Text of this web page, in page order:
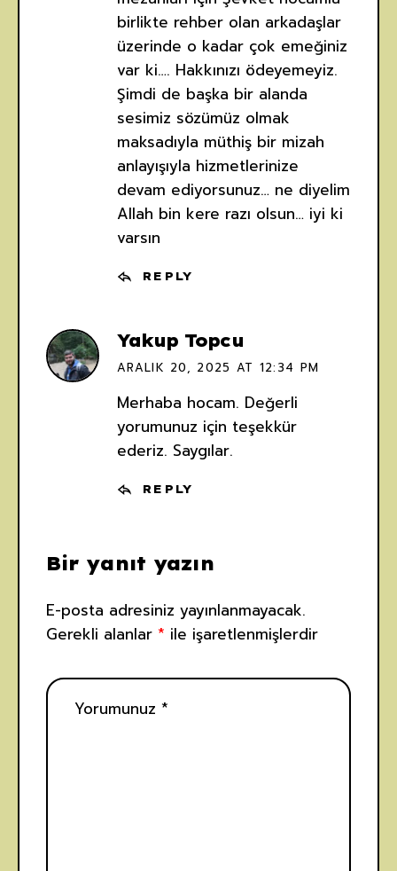
birlikte rehber olan arkadaşlar
üzerinde o kadar çok emeğiniz
var ki…. Hakkınızı ödeyemeyiz.
Şimdi de başka bir alanda
sesimiz sözümüz olmak
maksadıyla müthiş bir mizah
anlayışıyla hizmetlerinize
devam ediyorsunuz… ne diyelim
Allah bin kere razı olsun… iyi ki
varsın
REPLY
Yakup Topcu
ARALIK 20, 2025 AT 12:34 PM
Merhaba hocam. Değerli
yorumunuz için teşekkür
ederiz. Saygılar.
REPLY
Bir yanıt yazın
E-posta adresiniz yayınlanmayacak.
Gerekli alanlar * ile işaretlenmişlerdir